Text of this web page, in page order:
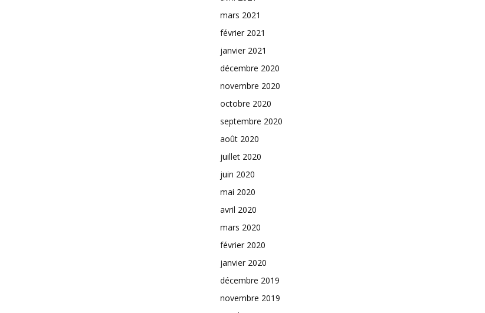
mars 2021
février 2021
janvier 2021
décembre 2020
novembre 2020
octobre 2020
septembre 2020
août 2020
juillet 2020
juin 2020
mai 2020
avril 2020
mars 2020
février 2020
janvier 2020
décembre 2019
novembre 2019